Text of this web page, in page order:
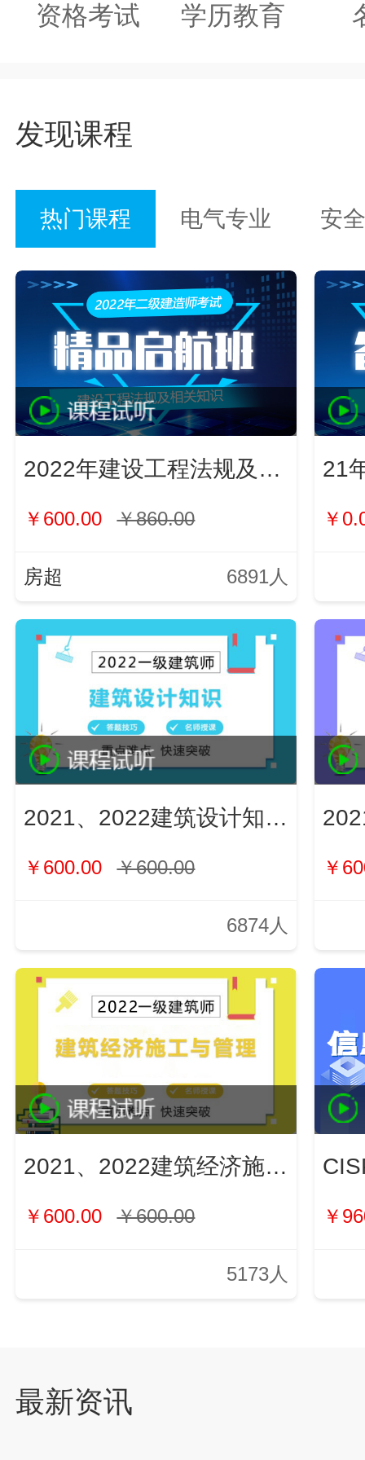
资格考试 学历教育
发现课程
热门课程 电气专业 安
2022年建设工程法规及相关知识
￥600.00 ￥860.00
房超 6891人
21
￥
2021、2022建筑设计知识（新）
￥600.00 ￥600.00
6874人
￥
2021、2022建筑经济施工与管理（新）
￥600.00 ￥600.00
5173人
￥
最新资讯